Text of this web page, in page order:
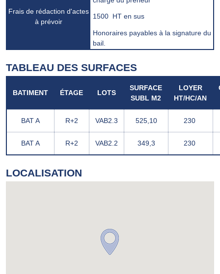
Frais de rédaction d'actes
à prévoir
1500  HT en sus
Honoraires payables à la signature du
bail.
TABLEAU DES SURFACES
BATIMENT ÉTAGE LOTS
SURFACE
SUBL M2
LOYER
HT/HC/AN
BAT A R+2 VAB2.3 525,10 230 
BAT A R+2 VAB2.2 349,3 230 
LOCALISATION